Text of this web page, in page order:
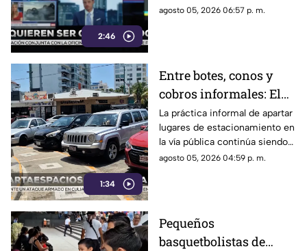
2:46
regulaciones podrían afectar la
agosto 05, 2026 06:57 p. m.
1:34
Entre botes, conos y
cobros informales: El
calvario de
estacionarse en la
Costera de Acapulco
La práctica informal de apartar
lugares de estacionamiento en
la vía pública continúa siendo
un tema de constante debate y
Miguel Alemán.
agosto 05, 2026 04:59 p. m.
Pequeños
basquetbolistas de